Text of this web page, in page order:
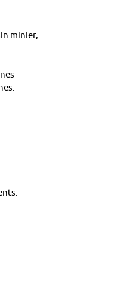
minier,